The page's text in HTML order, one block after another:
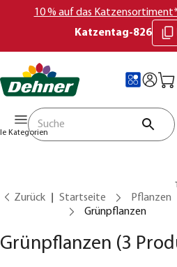
10 % auf das
Katzentag-826
Kategorien
Zurück Startseite Pflanzen
Grünpflanzen
Grünpflanzen (3